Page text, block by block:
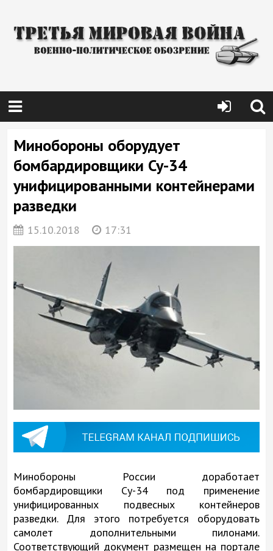
Минобороны оборудует
бомбардировщики Су-34
унифицированными контейнерами
разведки
15.10.2018 17:31
Минобороны России доработает
бомбардировщики Су-34 под применение
унифицированных подвесных контейнеров
разведки. Для этого потребуется оборудовать
самолет дополнительными пилонами.
Соответствующий документ размещен на портале